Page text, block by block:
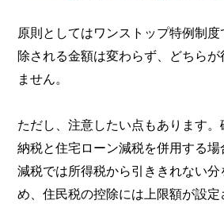
原則としてはワンストップ特例制
除される金額は変わらず、どちらが
ません。
ただし、注意したい点もあります。
納税と住宅ローン減税を併用する
減税では所得税から引ききれない
め、住民税の控除には上限額が設定